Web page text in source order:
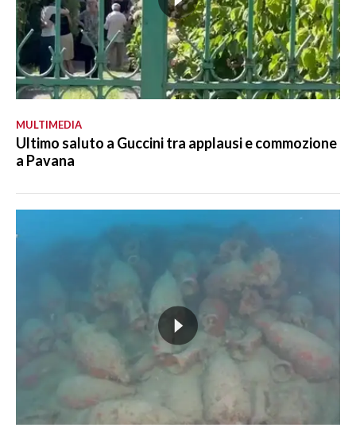
MULTIMEDIA
Ultimo saluto a Guccini tra applausi e commozione
a Pavana